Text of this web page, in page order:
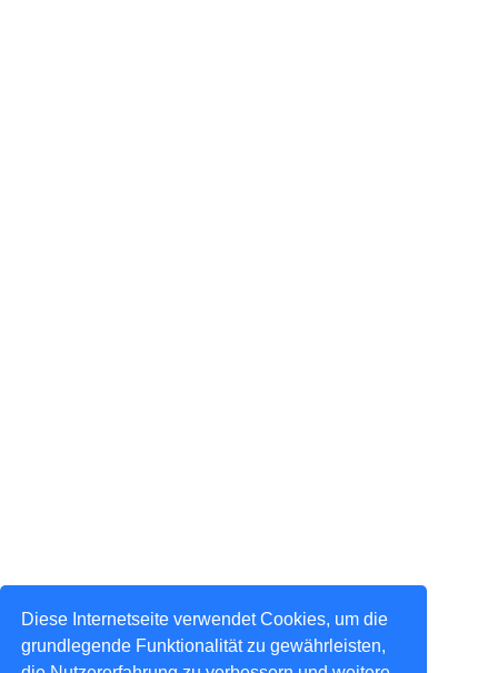
Diese Internetseite verwendet Cookies, um die
grundlegende Funktionalität zu gewährleisten,